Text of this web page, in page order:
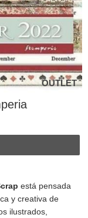
OUTLET
está pensada
y creativa de
ilustrados,